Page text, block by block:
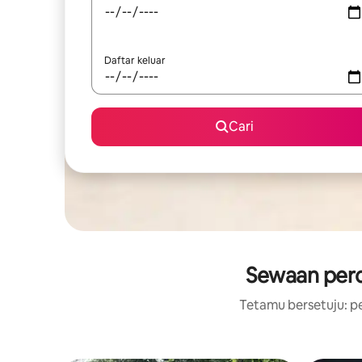
Daftar keluar
Cari
Sewaan
Tetamu bersetuju: